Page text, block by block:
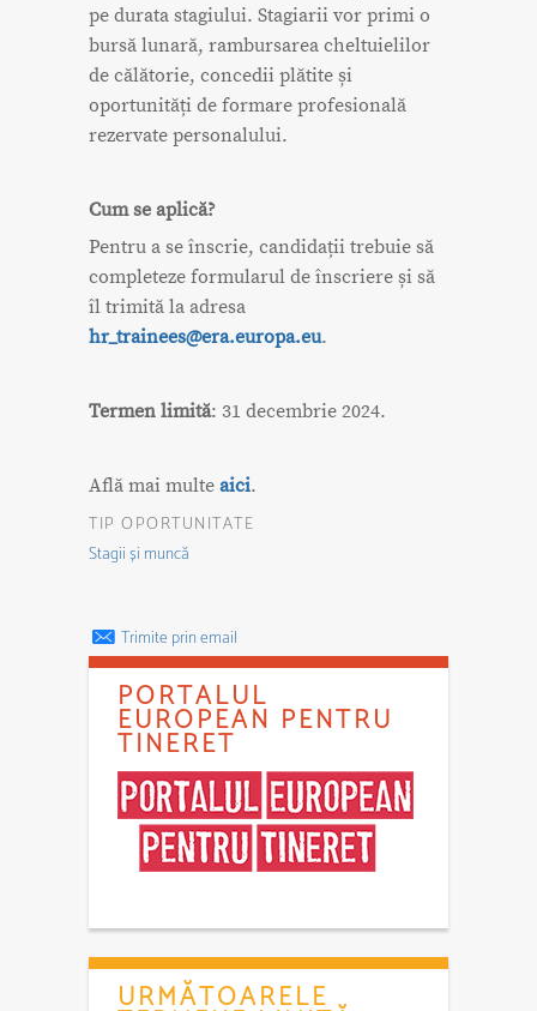
pe durata stagiului. Stagiarii vor primi o
bursă lunară, rambursarea cheltuielilor
de călătorie, concedii plătite și
oportunități de formare profesională
rezervate personalului.
Cum se aplică?
Pentru a se înscrie, candidații trebuie să
completeze formularul de înscriere și să
îl trimită la adresa
hr_trainees@era.europa.eu.
Termen limită: 31 decembrie 2024.
Află mai multe aici.
TIP OPORTUNITATE
Stagii și muncă
Trimite prin email
PORTALUL
EUROPEAN PENTRU
TINERET
URMĂTOARELE